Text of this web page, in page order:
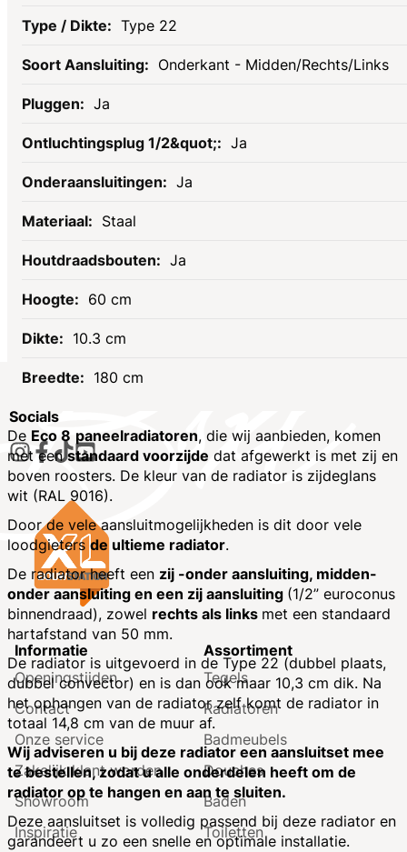
Type 22
Onderkant - Midden/Rechts/Links
Ja
Ja
Ja
Staal
Ja
60 cm
10.3 cm
180 cm
De Eco 8 paneelradiatoren, die wij aanbieden, komen
met eenstandaard voorzijde dat afgewerkt is met zij en
boven roosters. De kleur van de radiator is zijdeglans
wit (RAL 9016).
Door de vele aansluitmogelijkheden is dit door vele
loodgieters de ultieme radiator.
De radiator heeft een zij -onder aansluiting, midden-
onder aansluiting en een zij aansluiting (1/2” euroconus
binnendraad), zowel rechts als links met een standaard
hartafstand van 50 mm.
De radiator is uitgevoerd in de Type 22 (dubbel plaats,
dubbel convector) en is dan ook maar 10,3 cm dik. Na
het ophangen van de radiator zelf komt de radiator in
totaal 14,8 cm van de muur af.
Wij adviseren u bij deze radiator een aansluitset mee
te bestellen, zodat u alle onderdelen heeft om de
radiator op te hangen en aan te sluiten.
Deze aansluitset is volledig passend bij deze radiator en
garandeert u zo een snelle en optimale installatie.
Socials
Informatie
Openingstijden
Contact
Onze service
Zakelijk klant worden
Showroom
Inspiratie
Assortiment
Tegels
Radiatoren
Badmeubels
Douches
Baden
Toiletten